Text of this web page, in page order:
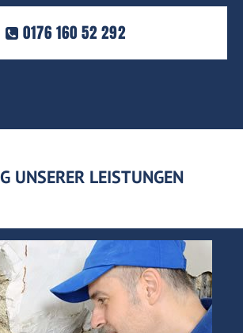
0176 160 52 292
UNSERER LEISTUNGEN